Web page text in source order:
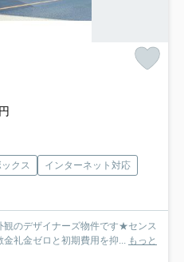
クス
インターネット対応
観のデザイナーズ物件です★センス
礼金ゼロと初期費用を抑... もっと